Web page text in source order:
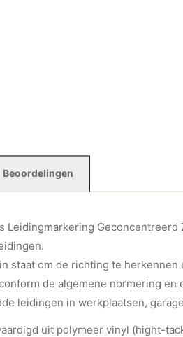
Beoordelingen
Leidingmarkering
staat om de richting te
de algemene normering
leidingen in werkplaatsen,
uit polymeer vinyl (hight-